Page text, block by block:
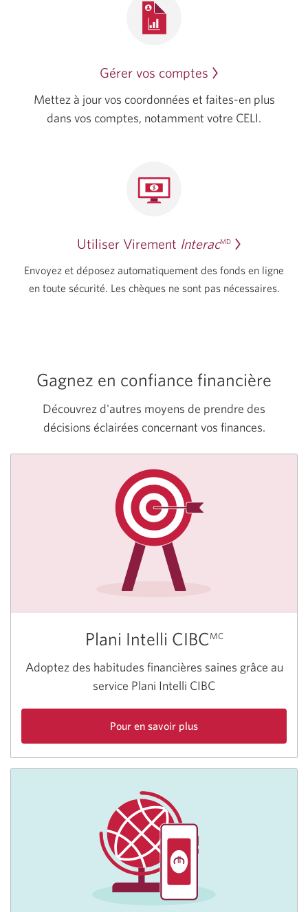
Gérer vos comptes
Mettez à jour vos coordonnées et faites-en plus
dans vos comptes, notamment votre CELI.
Utiliser Virement InteracMD
Envoyez et déposez automatiquement des fonds en ligne
en toute sécurité. Les chèques ne sont pas nécessaires.
Gagnez en confiance financière
Découvrez d'autres moyens de prendre des
décisions éclairées concernant vos finances.
Plani Intelli CIBC MC
Adoptez des habitudes financières saines grâce au
service Plani Intelli CIBC
Pour en savoir plus